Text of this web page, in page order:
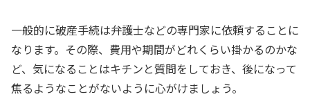
一般的に破産手続は弁護士などの専門家に依頼することに
なります。その際、費用や期間がどれくらい掛かるのかな
ど、気になることはキチンと質問をしておき、後になって
焦るようなことがないように心がけましょう。